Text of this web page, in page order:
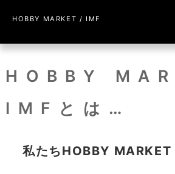
HOBBY MARKET / IMF
HOBBY
IMFとは…
私たちHOBBY MARKET